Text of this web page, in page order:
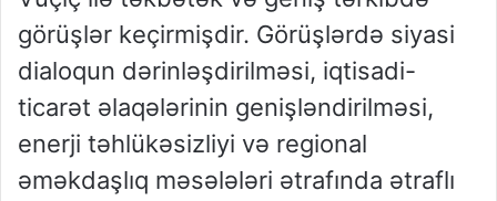
görüşlər keçirmişdir. Görüşlərdə siyasi
dialoqun dərinləşdirilməsi, iqtisadi-
ticarət əlaqələrinin genişləndirilməsi,
enerji təhlükəsizliyi və regional
əməkdaşlıq məsələləri ətrafında ətraflı